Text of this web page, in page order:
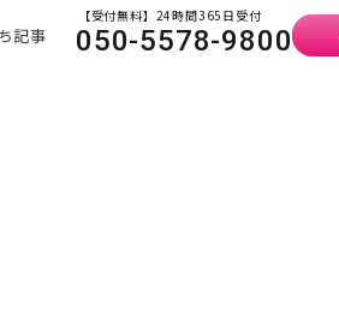
記事
【受付無料】24時間365日受付
050-5578-9800